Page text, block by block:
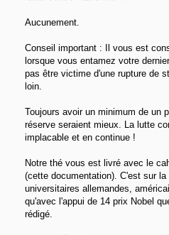
Aucunement.
Conseil important : Il vous est
lorsque vous entamez votre
pas être victime d'une rupture de
loin.
Toujours avoir un minimum de un
réserve seraient mieux. La lutte
implacable et en continue !
Notre thé vous est livré avec le
(cette documentation). C'est sur la
universitaires allemandes,
qu'avec l'appui de 14 prix Nobel
rédigé.